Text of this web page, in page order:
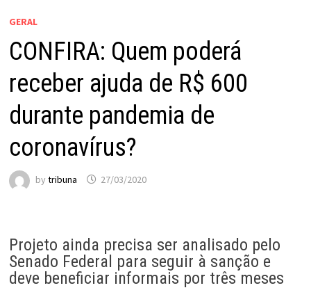
GERAL
CONFIRA: Quem poderá
receber ajuda de R$ 600
durante pandemia de
coronavírus?
by tribuna 27/03/2020
Projeto ainda precisa ser analisado pelo
Senado Federal para seguir à sanção e
deve beneficiar informais por três meses